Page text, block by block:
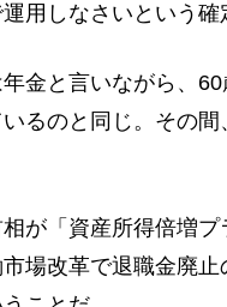
用しなさいという確
金と言いながら、60
いるのと同じ。その
が「資産所得倍増プ
場改革で退職金廃